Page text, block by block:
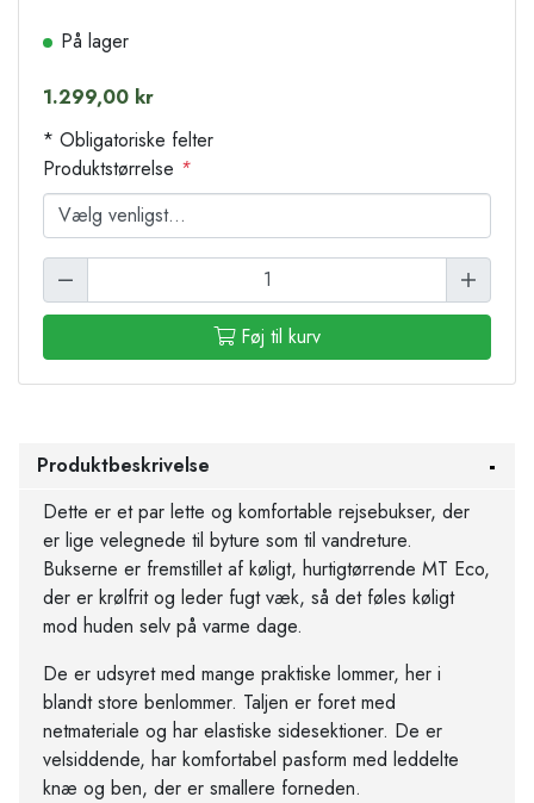
På lager
1.299,00 kr
* Obligatoriske felter
Produktstørrelse *
Føj til kurv
Produktbeskrivelse
Dette er et par lette og komfortable rejsebukser, der
er lige velegnede til byture som til vandreture.
Bukserne er fremstillet af køligt, hurtigtørrende MT Eco,
der er krølfrit og leder fugt væk, så det føles køligt
mod huden selv på varme dage.
De er udsyret med mange praktiske lommer, her i
blandt store benlommer. Taljen er foret med
netmateriale og har elastiske sidesektioner. De er
velsiddende, har komfortabel pasform med leddelte
knæ og ben, der er smallere forneden.